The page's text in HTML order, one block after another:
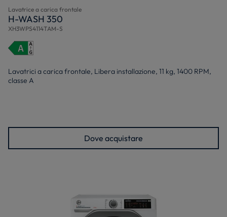
Lavatrice a carica frontale
H-WASH 350
XH3WPS4114TAM-S
Lavatrici a carica frontale, Libera installazione, 11 kg, 1400 RPM,
classe A
Dove acquistare